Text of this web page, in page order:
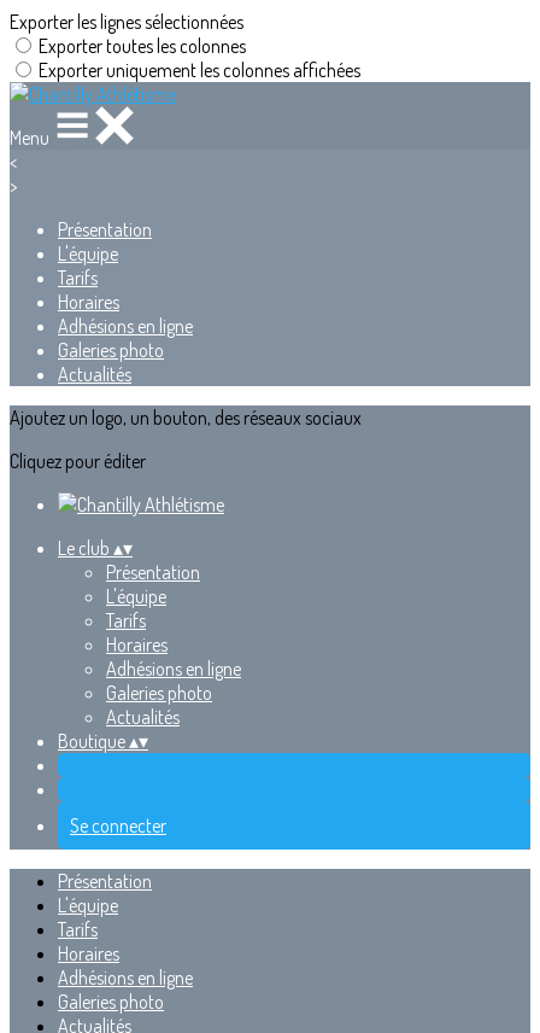
Exporter les lignes sélectionnées
Exporter toutes les colonnes
Exporter uniquement les colonnes affichées
Menu
<
>
Présentation
L'équipe
Tarifs
Horaires
Adhésions en ligne
Galeries photo
Actualités
Ajoutez un logo, un bouton, des réseaux sociaux
Cliquez pour éditer
Le club ▴▾
Présentation
L'équipe
Tarifs
Horaires
Adhésions en ligne
Galeries photo
Actualités
Boutique▴▾
Se connecter
Présentation
L'équipe
Tarifs
Horaires
Adhésions en ligne
Galeries photo
Actualités